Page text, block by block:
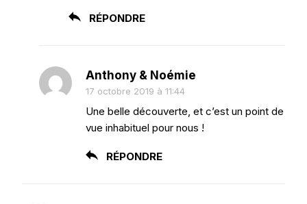
RÉPONDRE
Anthony & Noémie
17 octobre 2019 à 11:44
Une belle découverte, et c’est un point de
vue inhabituel pour nous !
RÉPONDRE